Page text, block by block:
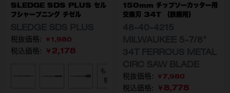
SLEDGE SDS PLUS セル
フシャープニング チゼル
￥1,980
税込価格: ￥2,178
型番 49324782634932478264
もっと
見る
150mm チップソーカッター用
交換刃 34T （鉄鋼用）
￥7,980
税込価格: ￥8,778